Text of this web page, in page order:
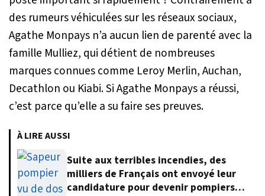
des rumeurs véhiculées sur les réseaux sociaux,
Agathe Monpays n’a aucun lien de parenté avec la
famille Mulliez, qui détient de nombreuses
marques connues comme Leroy Merlin, Auchan,
Decathlon ou Kiabi. Si Agathe Monpays a réussi,
c’est parce qu’elle a su faire ses preuves.
À LIRE AUSSI
Suite aux terribles incendies, des
milliers de Français ont envoyé leur
candidature pour devenir pompiers